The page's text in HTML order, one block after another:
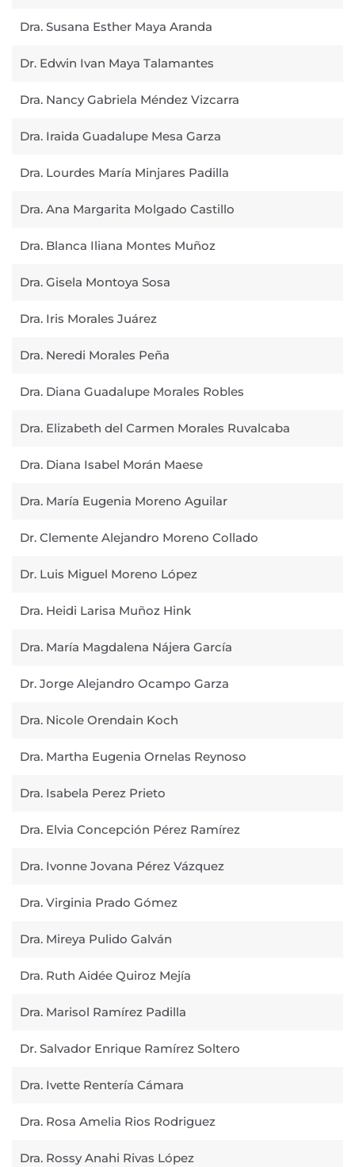
Dra. Susana Esther Maya Aranda
Dr. Edwin Ivan Maya Talamantes
Dra. Nancy Gabriela Méndez Vizcarra
Dra. Iraida Guadalupe Mesa Garza
Dra. Lourdes María Minjares Padilla
Dra. Ana Margarita Molgado Castillo
Dra. Blanca Iliana Montes Muñoz
Dra. Gisela Montoya Sosa
Dra. Iris Morales Juárez
Dra. Neredi Morales Peña
Dra. Diana Guadalupe Morales Robles
Dra. Elizabeth del Carmen Morales Ruvalcaba
Dra. Diana Isabel Morán Maese
Dra. María Eugenia Moreno Aguilar
Dr. Clemente Alejandro Moreno Collado
Dr. Luis Miguel Moreno López
Dra. Heidi Larisa Muñoz Hink
Dra. María Magdalena Nájera García
Dr. Jorge Alejandro Ocampo Garza
Dra. Nicole Orendain Koch
Dra. Martha Eugenia Ornelas Reynoso
Dra. Isabela Perez Prieto
Dra. Elvia Concepción Pérez Ramírez
Dra. Ivonne Jovana Pérez Vázquez
Dra. Virginia Prado Gómez
Dra. Mireya Pulido Galván
Dra. Ruth Aidée Quiroz Mejía
Dra. Marisol Ramírez Padilla
Dr. Salvador Enrique Ramírez Soltero
Dra. Ivette Rentería Cámara
Dra. Rosa Amelia Rios Rodriguez
Dra. Rossy Anahi Rivas López